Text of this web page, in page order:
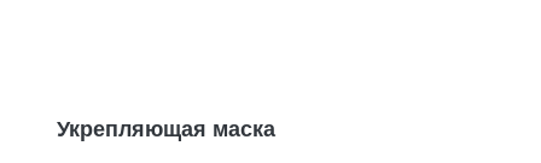
Укрепляющая маска